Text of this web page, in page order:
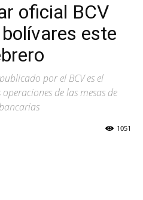
oficial BCV
este
por el BCV es el
de las mesas de
1051